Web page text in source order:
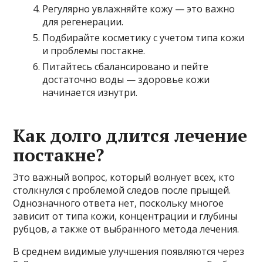
Регулярно увлажняйте кожу — это важно
для регенерации.
Подбирайте косметику с учетом типа кожи
и проблемы постакне.
Питайтесь сбалансировано и пейте
достаточно воды — здоровье кожи
начинается изнутри.
Как долго длится лечение
постакне?
Это важный вопрос, который волнует всех, кто
столкнулся с проблемой следов после прыщей.
Однозначного ответа нет, поскольку многое
зависит от типа кожи, концентрации и глубины
рубцов, а также от выбранного метода лечения.
В среднем видимые улучшения появляются через